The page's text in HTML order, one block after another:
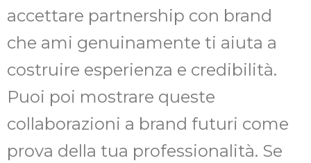
accettare partnership con brand
che ami genuinamente ti aiuta a
costruire esperienza e credibilità.
Puoi poi mostrare queste
collaborazioni a brand futuri come
prova della tua professionalità. Se